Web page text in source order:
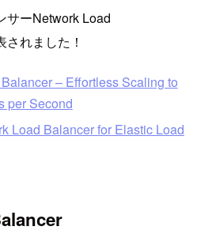
サーNetwork Load
れました！
– Effortless Scaling to
per Second
Load Balancer for Elastic Load